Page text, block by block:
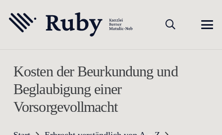
Kosten der Beurkundung und
Beglaubigung einer
Vorsorgevollmacht